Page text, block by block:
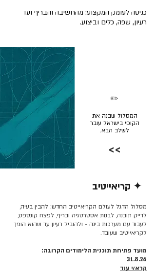
כניסה לעומק המקצוע: מהחשיבה והבריף ועד
רעיון, שפה, כלים וביצוע.
המסלול שבנה את
הקופי בישראל עובר
לשלב הבא.
✏️
>>
✦ קריאייטיב
מסלול הדגל לעולם הקריאייטיב החדש: להבין בעיה,
לדייק תובנה, לבנות אסטרטגיה ובריף, לפצח קונספט,
לעבוד עם מערכות בינה - ולהוביל רעיון עד שהוא הופך
לקריאייטיב שעובד.
מועד פתיחת תוכנית הלימודים הקרובה:
31.8.26
קרא/י עוד